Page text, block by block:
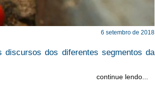
6 setembro de 2018
dos diferentes segmentos da
continue lendo...